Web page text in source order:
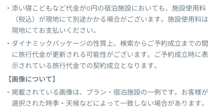
添い寝こどもなど代金が0円の宿泊施設においても、施設使用料
（税込）が現地にて別途かかる場合がございます。施設使用料は
現地にてお支払いください。
ダイナミックパッケージの性質上、検索からご予約成立までの間
に旅行代金が更新される可能性がございます。ご予約成立時に表
示されている旅行代金での契約成立となります。
【画像について】
掲載されている画像は、プラン・宿泊施設の一例です。お客様が
選択された時季・天候などによって一致しない場合があります。